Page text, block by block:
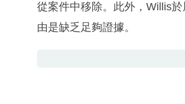
從案件中移除。此外，Willis
由是缺乏足夠證據。